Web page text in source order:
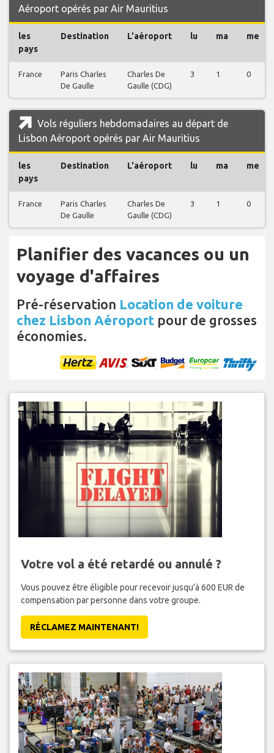
Aéroport opérés par Air Mauritius
les
pays
Destination L'aéroport lu ma me
France
Paris Charles
De Gaulle
Charles De
Gaulle (CDG)
3 1 0
Vols réguliers hebdomadaires au départ de
Lisbon Aéroport opérés par Air Mauritius
les
pays
Destination L'aéroport lu ma me
France
Paris Charles
De Gaulle
Charles De
Gaulle (CDG)
3 1 0
Planifier des vacances ou un
voyage d'affaires
Pré-réservation Location de voiture
chez Lisbon Aéroport pour de grosses
économies.
Votre vol a été retardé ou annulé ?
Vous pouvez être éligible pour recevoir jusqu'à 600 EUR de
compensation par personne dans votre groupe.
RÉCLAMEZ MAINTENANT!